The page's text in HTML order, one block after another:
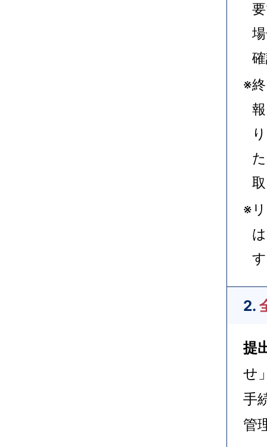
※
※
2.
提
せ
手
管